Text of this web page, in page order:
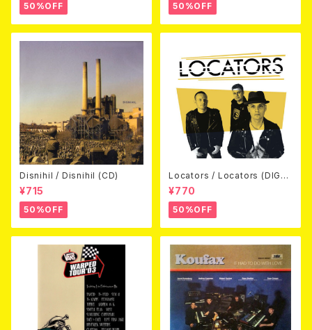
50%OFF 50%OFF
Disnihil / Disnihil (CD)
¥715
50%OFF
Locators / Locators (DIGPA
CK CD)
¥770
50%OFF